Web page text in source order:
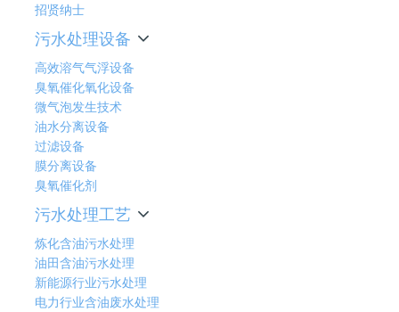
招贤纳士
污水处理设备
高效溶气气浮设备
臭氧催化氧化设备
微气泡发生技术
油水分离设备
过滤设备
膜分离设备
臭氧催化剂
污水处理工艺
炼化含油污水处理
油田含油污水处理
新能源行业污水处理
电力行业含油废水处理